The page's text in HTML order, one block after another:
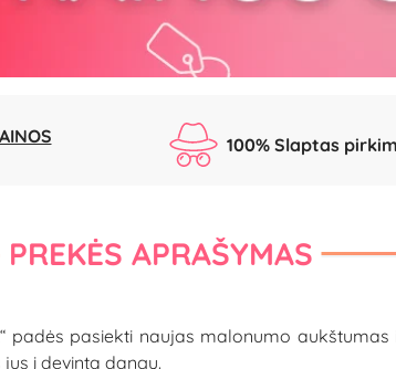
100% Slaptas
PREKĖS APRAŠYMAS
padės pasiekti naujas malonumo
į devintą dangų.